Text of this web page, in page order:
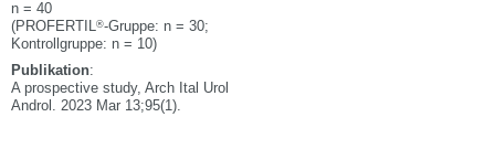
n = 40
(PROFERTIL®-Gruppe: n = 30;
Kontrollgruppe: n = 10)
Publikation:
A prospective study, Arch Ital Urol
Androl. 2023 Mar 13;95(1).